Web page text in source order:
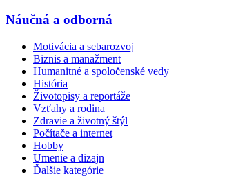
Náučná a odborná
Motivácia a sebarozvoj
Biznis a manažment
Humanitné a spoločenské vedy
História
Životopisy a reportáže
Vzťahy a rodina
Zdravie a životný štýl
Počítače a internet
Hobby
Umenie a dizajn
Ďalšie kategórie